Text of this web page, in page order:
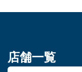
店舗一覧